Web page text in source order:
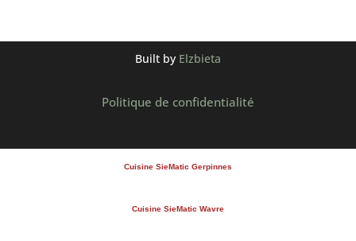
Built by Elzbieta
Politique de confidentialité
Cuisine SieMatic Gerpinnes
Cuisine SieMatic Wavre